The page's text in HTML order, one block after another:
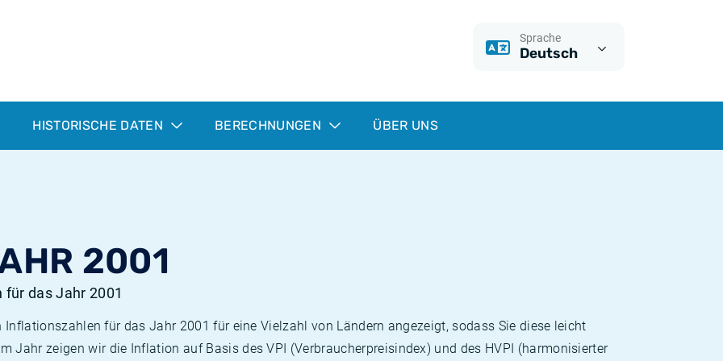
Sprache
Deutsch
HISTORISCHE DATEN BERECHNUNGEN ÜBER UNS
2001
das Jahr 2001
für das Jahr 2001 für eine Vielzahl von Ländern angezeigt, sodass Sie diese leicht
Jahr zeigen wir die Inflation auf Basis des VPI (Verbraucherpreisindex) und des HVPI (harmonisierter